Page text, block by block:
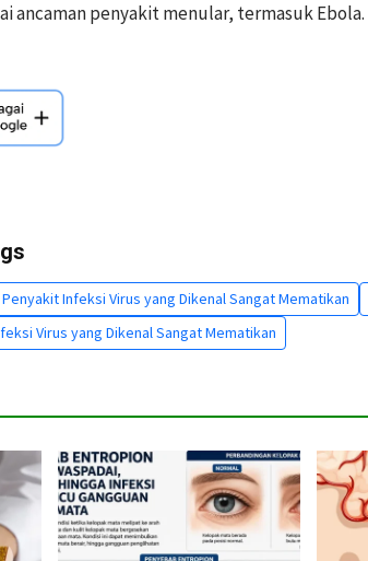
ancaman penyakit menular, termasuk Ebola.
Penyakit Infeksi Virus yang Dikenal Sangat Mematikan
Virus yang Dikenal Sangat Mematikan